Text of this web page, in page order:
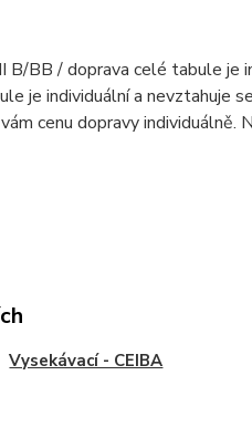
B/BB / doprava celé tabule je
je individuální a
cenu dopravy individuálně.
Vysekávací - CEIBA